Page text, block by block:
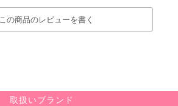
この商品のレビューを書く
取扱いブランド